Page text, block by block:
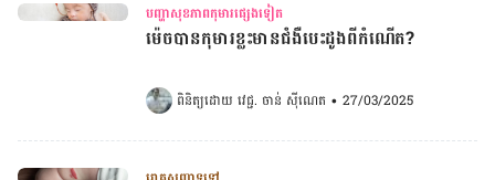
បញ្ហាសុខភាពកុមារផ្សេងទៀត
ម៉េចបានកុមារខ្លះមានជំងឺបេះដូងពីកំណើត?
ពិនិត្យដោយ វេជ្ជ. ចាន់ ស៊ីណេត • 27/03/2025